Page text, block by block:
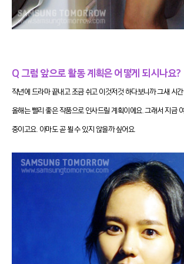
Q 그럼 앞으로 활동 계획은 어떻게 되시나요?
작년에 드라마 끝내고 조금 쉬고 이것저것 하다보니까 그새 시
올해는 빨리 좋은 작품으로 인사드릴 계획이에요. 그래서 지금
중이고요. 아마도 곧 뵐 수 있지 않을까 싶어요.